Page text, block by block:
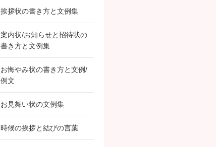
挨拶状の書き方と文例集
案内状/お知らせと招待状の
書き方と文例集
お悔やみ状の書き方と文例/
例文
お見舞い状の文例集
時候の挨拶と結びの言葉